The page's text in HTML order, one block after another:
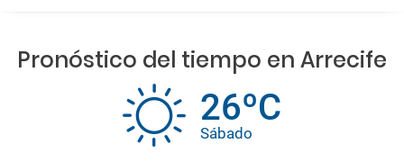
Pronóstico del tiempo en Arrecife
26ºC
Sábado